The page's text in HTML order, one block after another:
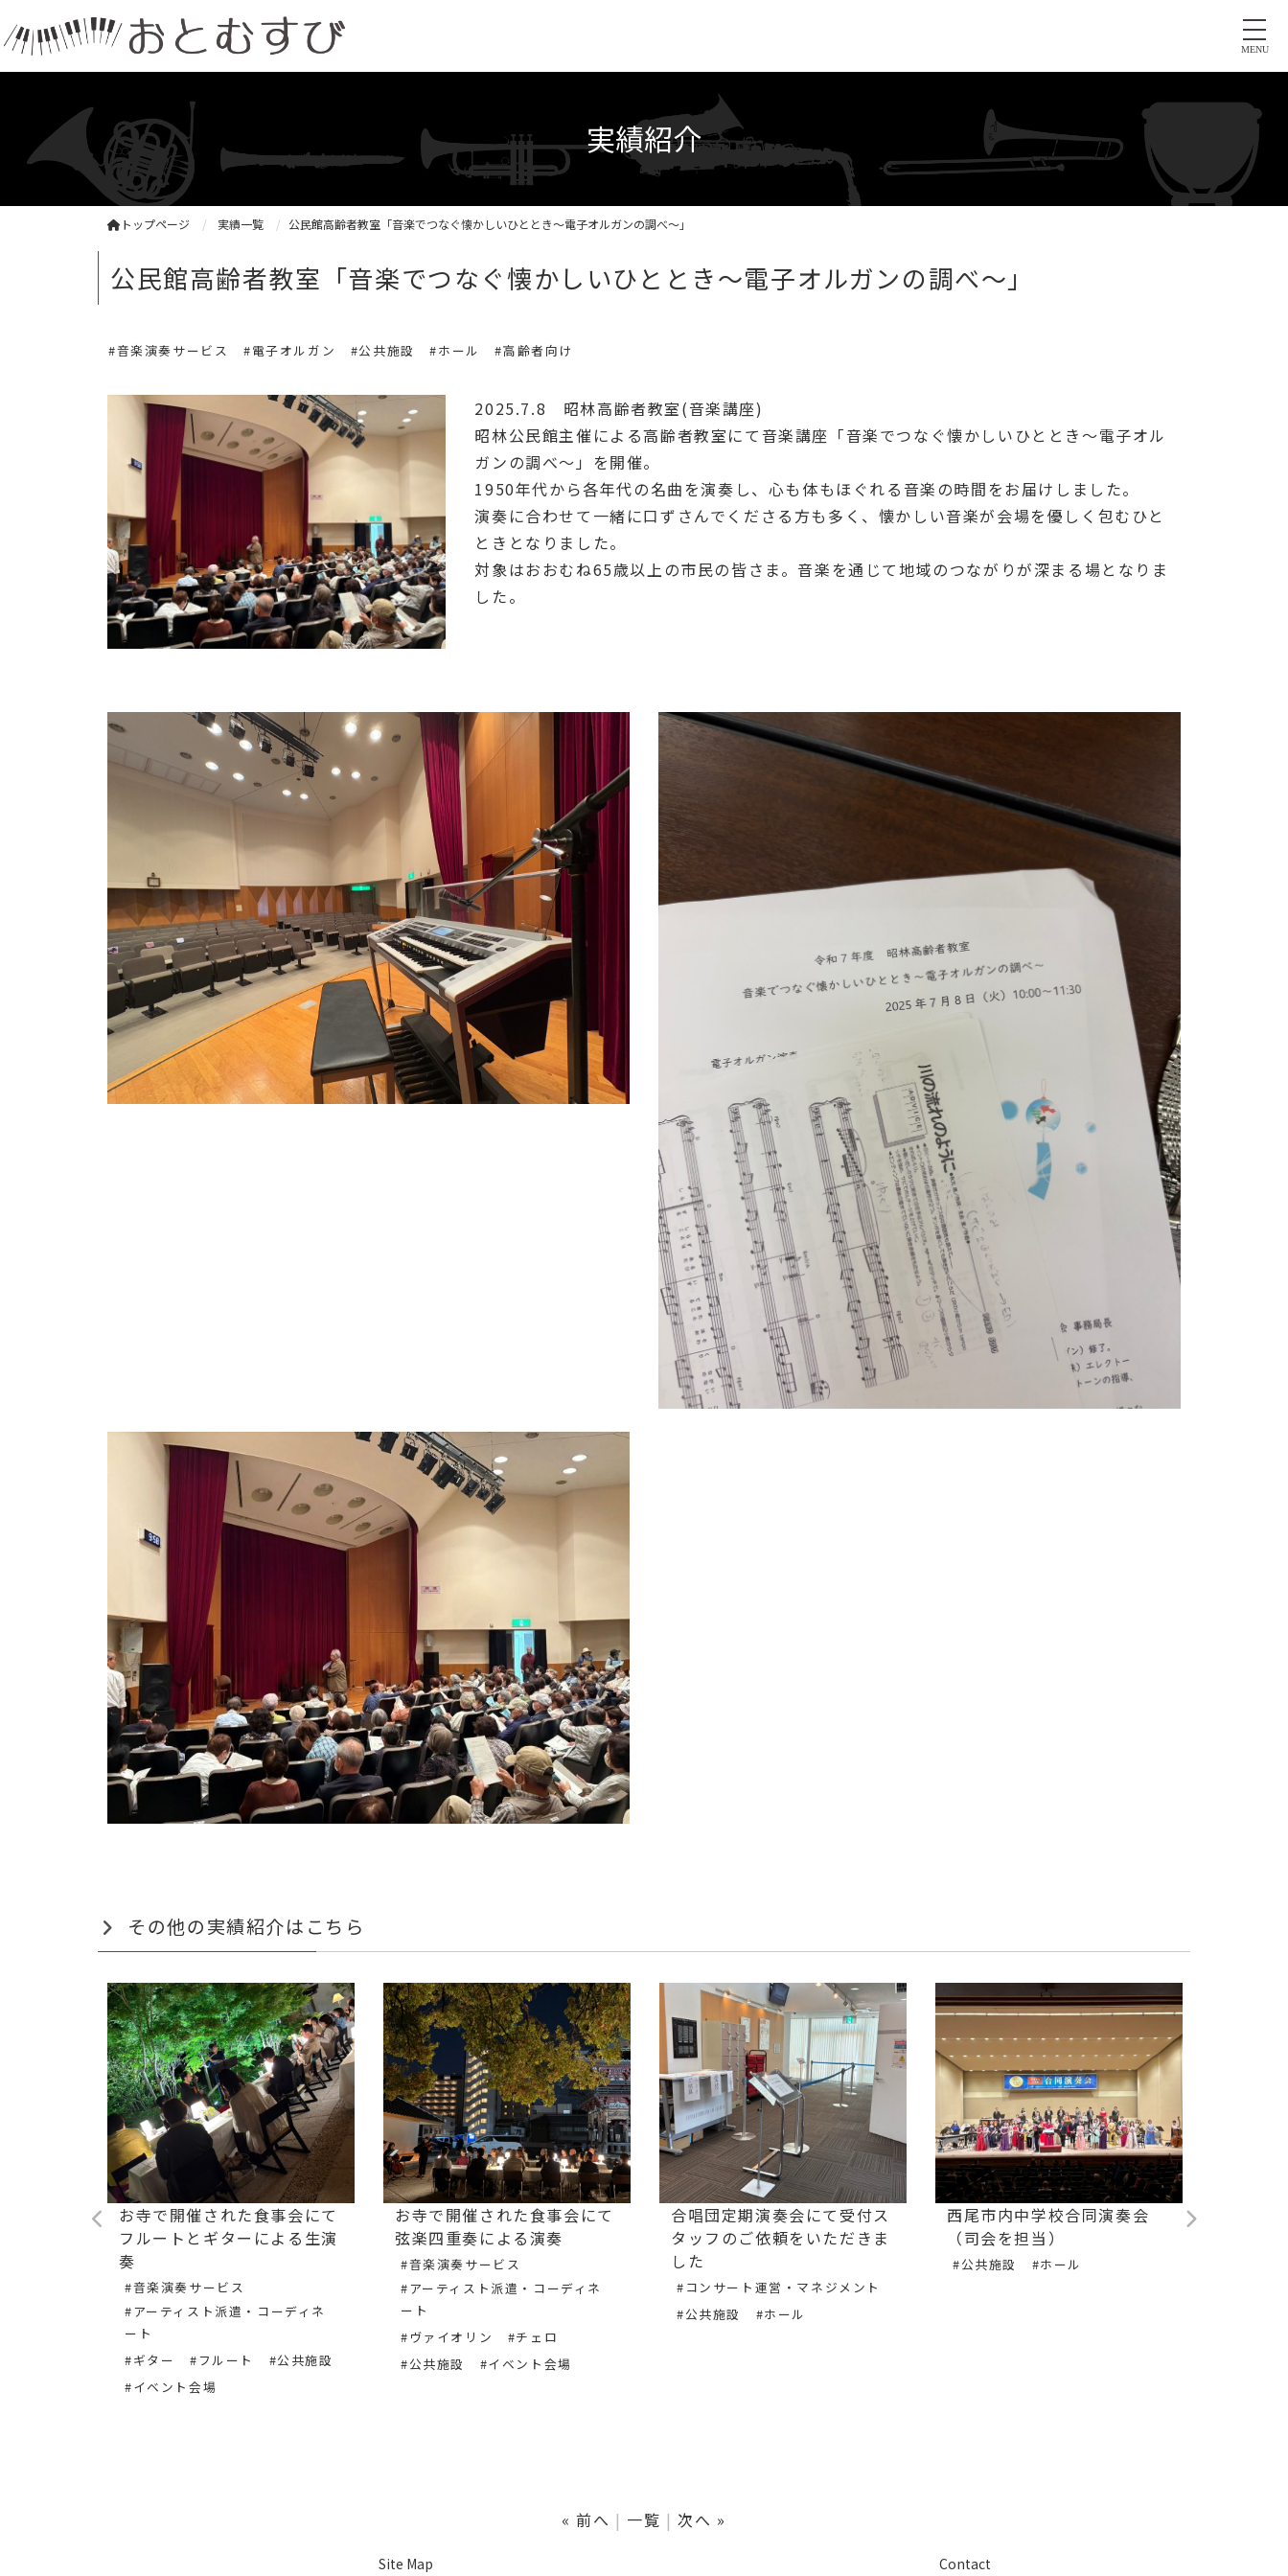
MENU
実績紹介
トップページ 実績一覧 公民館高齢者教室「音楽でつなぐ懐かしいひととき～電子オルガンの調べ～」
公民館高齢者教室「音楽でつなぐ懐かしいひととき～電子オルガンの調べ～」
#音楽演奏サービス #電子オルガン #公共施設 #ホール #高齢者向け
2025.7.8 昭林高齢者教室(音楽講座)
昭林公民館主催による高齢者教室にて音楽講座「音楽でつなぐ懐かしいひととき～電子オル
ガンの調べ～」を開催。
1950年代から各年代の名曲を演奏し、心も体もほぐれる音楽の時間をお届けしました。
演奏に合わせて一緒に口ずさんでくださる方も多く、懐かしい音楽が会場を優しく包むひと
ときとなりました。
対象はおおむね65歳以上の市民の皆さま。音楽を通じて地域のつながりが深まる場となりま
した。
その他の実績紹介はこちら
お寺で開催された食事会にて
フルートとギターによる生演
奏
#音楽演奏サービス
#アーティスト派遣・コーディネ
ート
#ギター
#フルート
#公共施設
#イベント会場
お寺で開催された食事会にて
弦楽四重奏による演奏
#音楽演奏サービス
#アーティスト派遣・コーディネ
ート
#ヴァイオリン
#チェロ
#公共施設
#イベント会場
合唱団定期演奏会にて受付ス
タッフのご依頼をいただきま
した
#コンサート運営・マネジメント
#公共施設
#ホール
西尾市内中学校合同演奏会
（司会を担当）
#公共施設 #ホール
« 前へ 一覧 次へ »
Site Map Contact